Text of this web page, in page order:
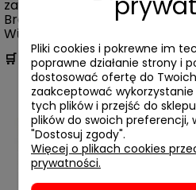
zawiera zbiór eseji uznanych
Brauer, Iwony Luby, Jacoba
Wȕnsche.
🛒
Książka jest też dostępna
Pliki cookies i pokrewne im
poprawne działanie strony i
dostosować ofertę do
zaakceptować
tych plików i przejść do
plików do swoich preferencji,
"Dostosuj zgody".
Więcej o plikach cookies
prywatności.